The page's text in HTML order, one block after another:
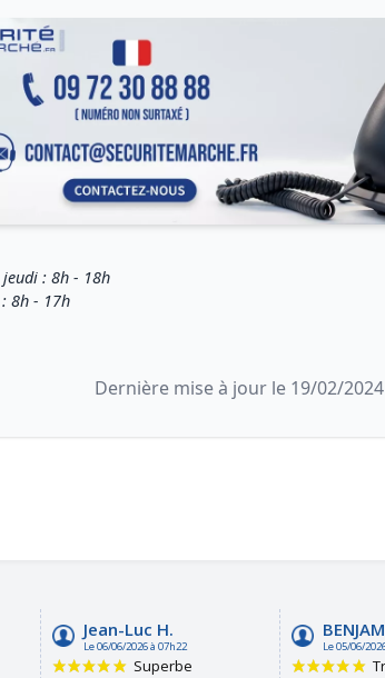
: 8h - 18h
8h - 17h
Dernière mise à jour le 19/02/2024